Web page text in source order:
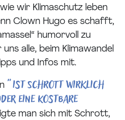
wir Klimaschutz leben
Clown Hugo es schafft,
humorvoll zu
alle, beim Klimawandel
und Infos mit.
"Ist Schrott wirklich
eine kostbare
man sich mit Schrott,